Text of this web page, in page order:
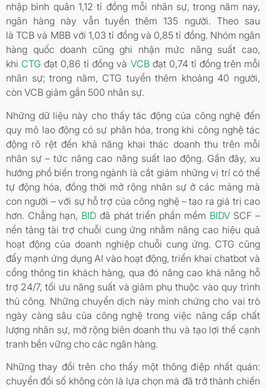
nhập bình quân 1,12 tỉ đồng mỗi nhân sự, trong năm nay,
ngân hàng này vẫn tuyển thêm 135 người. Theo sau
là TCB và MBB với 1,03 tỉ đồng và 0,85 tỉ đồng. Nhóm ngân
hàng quốc doanh cũng ghi nhận mức năng suất cao,
khi CTG đạt 0,86 tỉ đồng và VCBđạt 0,74 tỉ đồng trên mỗi
nhân sự; trong năm, CTG tuyển thêm khoảng 40 người,
còn VCB giảm gần 500 nhân sự.
Những dữ liệu này cho thấy tác động của công nghệ đến
quy mô lao động có sự phân hóa, trong khi công nghệ tác
động rõ rệt đến khả năng khai thác doanh thu trên mỗi
nhân sự – tức nâng cao năng suất lao động. Gần đây, xu
hướng phổ biến trong ngành là cắt giảm những vị trí có thể
tự động hóa, đồng thời mở rộng nhân sự ở các mảng mà
con người – với sự hỗ trợ của công nghệ – tạo ra giá trị cao
hơn. Chẳng hạn, BID đã phát triển phần mềm BIDV SCF –
nền tảng tài trợ chuỗi cung ứng nhằm nâng cao hiệu quả
hoạt động của doanh nghiệp chuỗi cung ứng. CTG cũng
đẩy mạnh ứng dụng AI vào hoạt động, triển khai chatbot và
cổng thông tin khách hàng, qua đó nâng cao khả năng hỗ
trợ 24/7, tối ưu năng suất và giảm phụ thuộc vào quy trình
thủ công. Những chuyển dịch này minh chứng cho vai trò
ngày càng sâu của công nghệ trong việc nâng cấp chất
lượng nhân sự, mở rộng biên doanh thu và tạo lợi thế cạnh
tranh bền vững cho các ngân hàng.
Những thay đổi trên cho thấy một thông điệp nhất quán:
chuyển đổi số không còn là lựa chọn mà đã trở thành chiến